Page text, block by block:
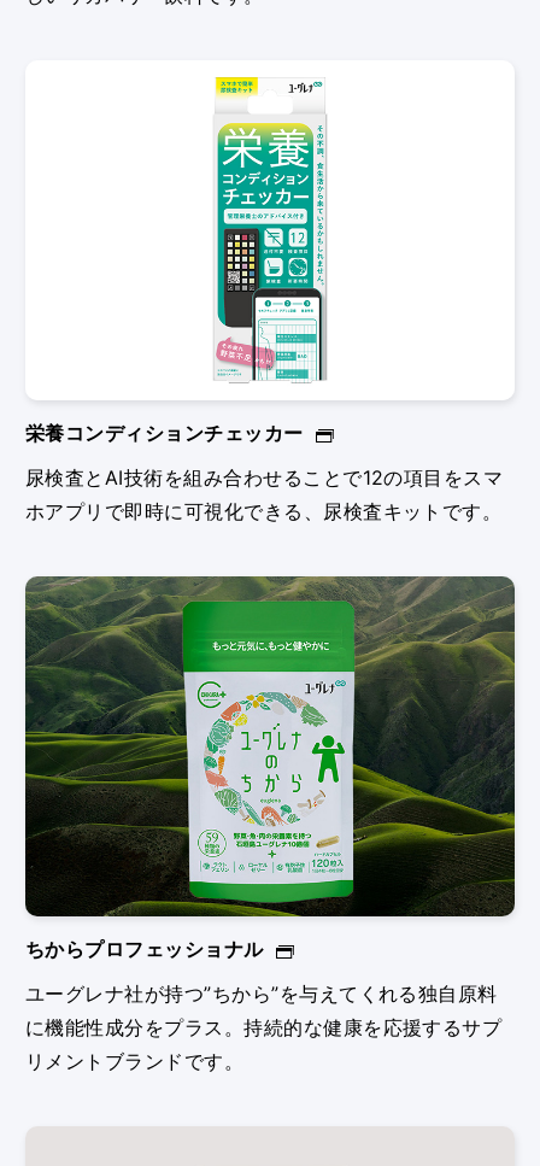
栄養コンディションチェッカー
尿検査とAI技術を組み合わせることで12の項目をスマ
ホアプリで即時に可視化できる、尿検査キットです。
ちからプロフェッショナル
ユーグレナ社が持つ”ちから”を与えてくれる独⾃原料
に機能性成分をプラス。持続的な健康を応援するサプ
リメントブランドです。